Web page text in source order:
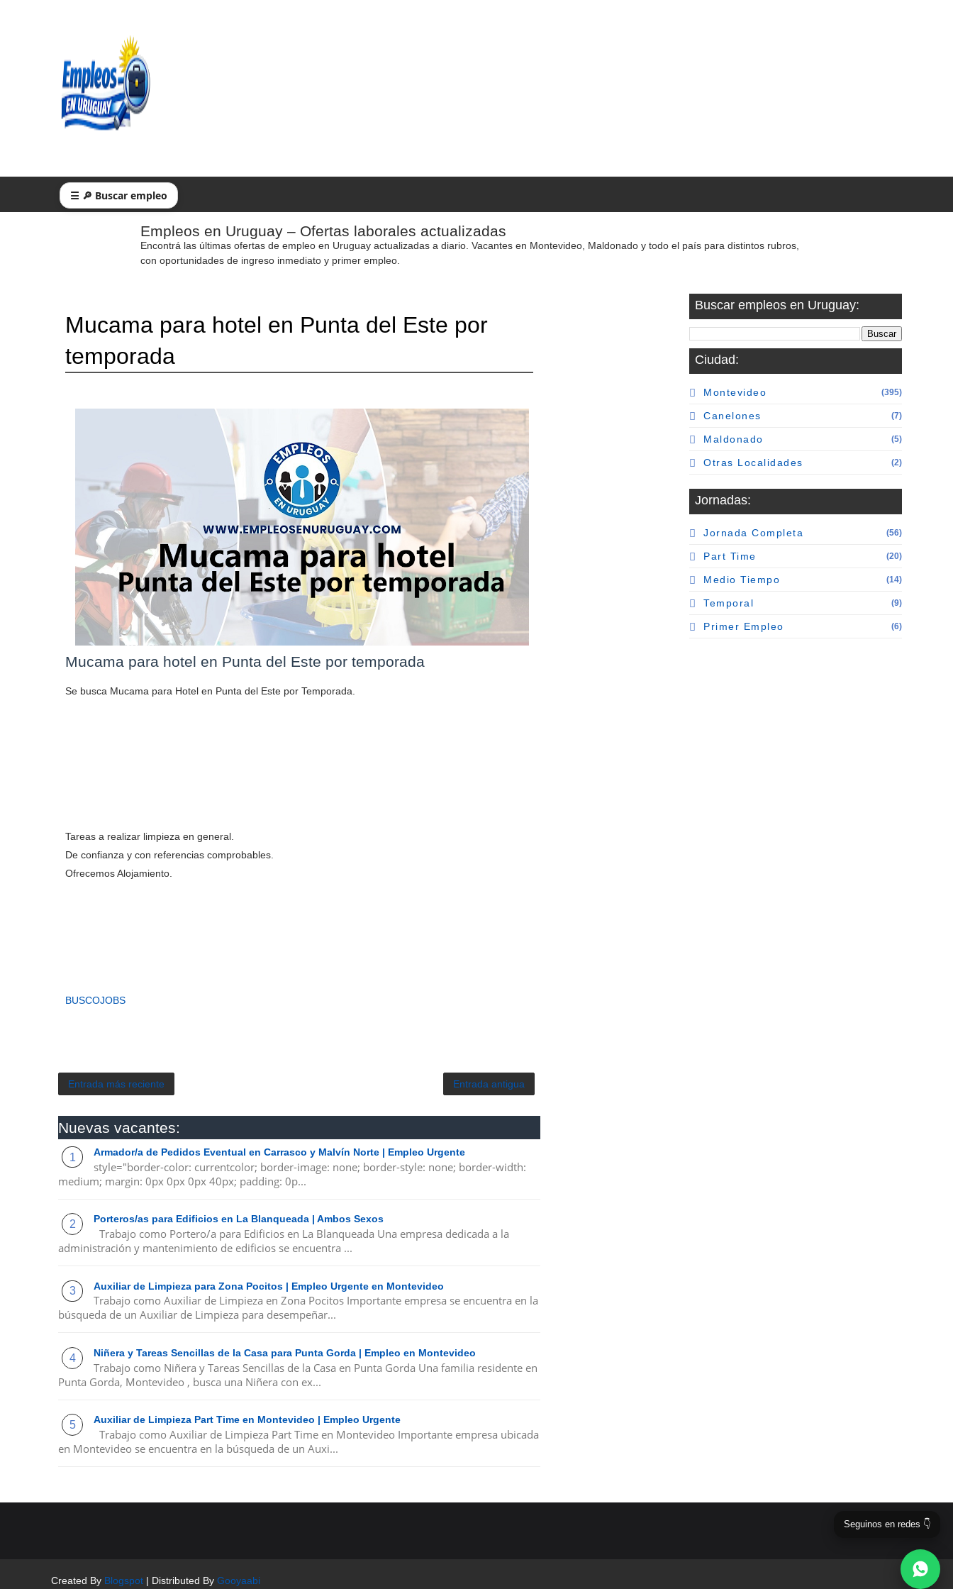
☰ 🔎 Buscar empleo
Empleos en Uruguay – Ofertas laborales actualizadas
Encontrá las últimas ofertas de empleo en Uruguay actualizadas a diario. Vacantes en Montevideo, Maldonado y todo el país para distintos rubros,
con oportunidades de ingreso inmediato y primer empleo.
Mucama para hotel en Punta del Este por
temporada
Mucama para hotel en Punta del Este por temporada
Se busca Mucama para Hotel en Punta del Este por Temporada.
Tareas a realizar limpieza en general.
De confianza y con referencias comprobables.
Ofrecemos Alojamiento.
BUSCOJOBS
Entrada más reciente Entrada antigua
Nuevas vacantes:
Armador/a de Pedidos Eventual en Carrasco y Malvín Norte | Empleo Urgente
style="border-color: currentcolor; border-image: none; border-style: none; border-width:
medium; margin: 0px 0px 0px 40px; padding: 0p...
Porteros/as para Edificios en La Blanqueada | Ambos Sexos
Trabajo como Portero/a para Edificios en La Blanqueada Una empresa dedicada a la
administración y mantenimiento de edificios se encuentra ...
Auxiliar de Limpieza para Zona Pocitos | Empleo Urgente en Montevideo
Trabajo como Auxiliar de Limpieza en Zona Pocitos Importante empresa se encuentra en la
búsqueda de un Auxiliar de Limpieza para desempeñar...
Niñera y Tareas Sencillas de la Casa para Punta Gorda | Empleo en Montevideo
Trabajo como Niñera y Tareas Sencillas de la Casa en Punta Gorda Una familia residente en
Punta Gorda, Montevideo , busca una Niñera con ex...
Auxiliar de Limpieza Part Time en Montevideo | Empleo Urgente
Trabajo como Auxiliar de Limpieza Part Time en Montevideo Importante empresa ubicada
en Montevideo se encuentra en la búsqueda de un Auxi...
Buscar empleos en Uruguay:
Ciudad:
Montevideo (395)
Canelones (7)
Maldonado (5)
Otras Localidades (2)
Jornadas:
Jornada Completa (56)
Part Time (20)
Medio Tiempo (14)
Temporal (9)
Primer Empleo (6)
Seguinos en redes 👇
Created By Blogspot | Distributed By Gooyaabi